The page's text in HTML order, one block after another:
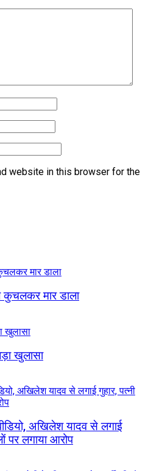
website in this browser for the
कुचलकर मार डाला
खुलासा
अखिलेश यादव से लगाई
पर लगाया आरोप